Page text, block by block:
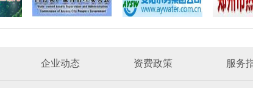
企业动态 资费政策 服务